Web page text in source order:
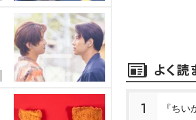
1 『ち